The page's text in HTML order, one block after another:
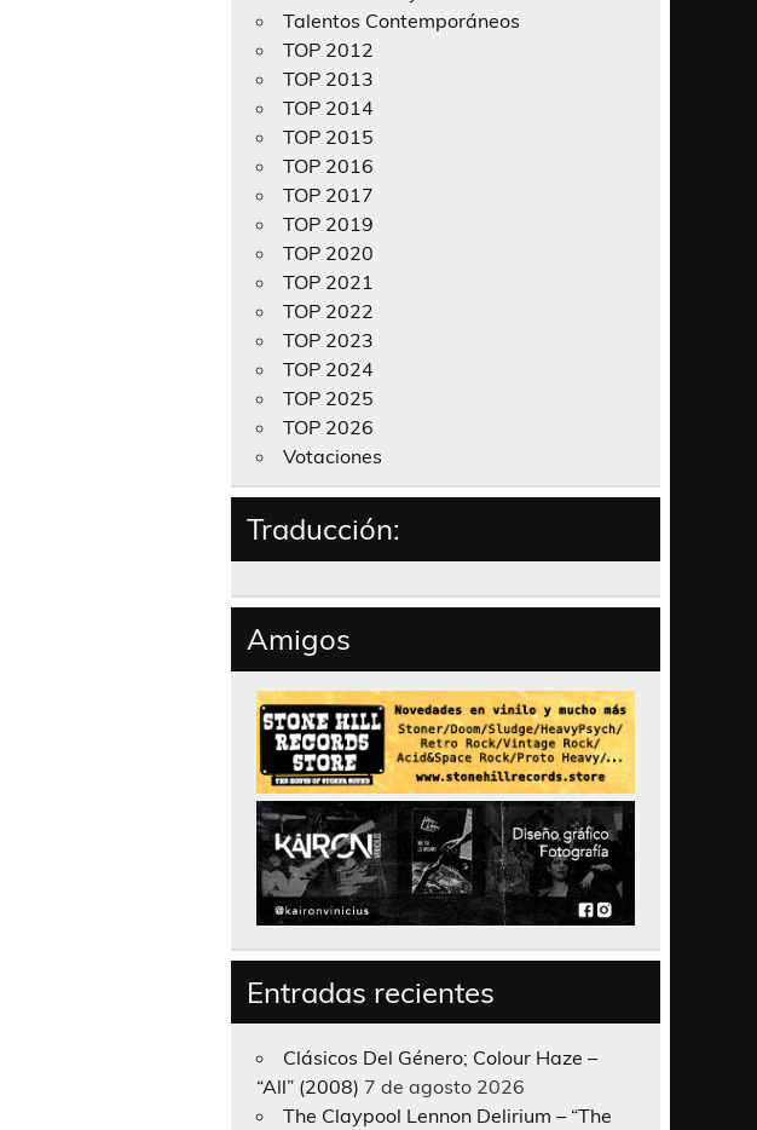
Talentos Contemporáneos
TOP 2012
TOP 2013
TOP 2014
TOP 2015
TOP 2016
TOP 2017
TOP 2019
TOP 2020
TOP 2021
TOP 2022
TOP 2023
TOP 2024
TOP 2025
TOP 2026
Votaciones
Traducción:
Amigos
Entradas recientes
Clásicos Del Género; Colour Haze –
“All” (2008) 7 de agosto 2026
The Claypool Lennon Delirium – “The